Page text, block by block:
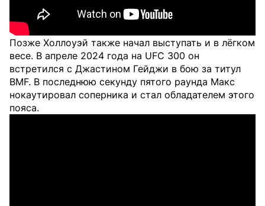
Позже Холлоуэй также начал выступать и в лёгком
весе. В апреле 2024 года на UFC 300 он
встретился с Джастином Гейджи в бою за титул
BMF. В последнюю секунду пятого раунда Макс
нокаутировал соперника и стал обладателем этого
пояса.